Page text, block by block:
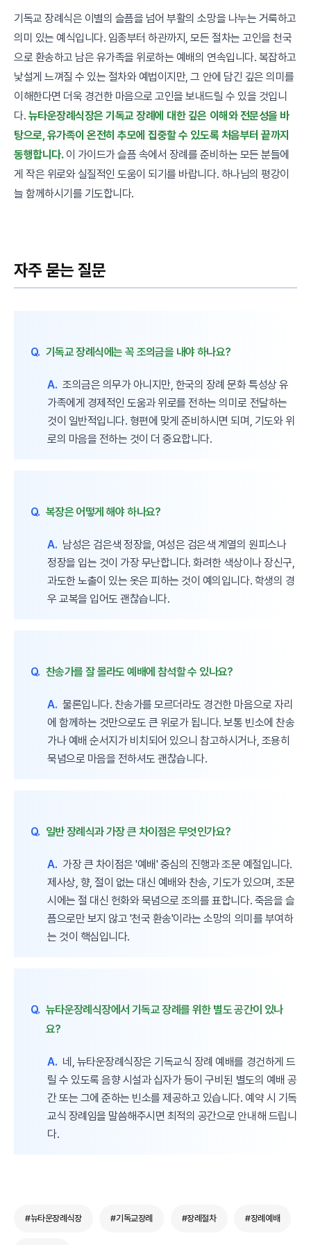
기독교 장례식은 이별의 슬픔을 넘어 부활의 소망을 나누는 거룩하고
의미 있는 예식입니다. 임종부터 하관까지, 모든 절차는 고인을 천국
으로 환송하고 남은 유가족을 위로하는 예배의 연속입니다. 복잡하고
낯설게 느껴질 수 있는 절차와 예법이지만, 그 안에 담긴 깊은 의미를
이해한다면 더욱 경건한 마음으로 고인을 보내드릴 수 있을 것입니
다. 뉴타운장례식장은 기독교 장례에 대한 깊은 이해와 전문성을 바
탕으로, 유가족이 온전히 추모에 집중할 수 있도록 처음부터 끝까지
동행합니다.이 가이드가 슬픔 속에서 장례를 준비하는 모든 분들에
게 작은 위로와 실질적인 도움이 되기를 바랍니다. 하나님의 평강이
늘 함께하시기를 기도합니다.
자주 묻는 질문
Q. 기독교 장례식에는 꼭 조의금을 내야 하나요?
A. 조의금은 의무가 아니지만, 한국의 장례 문화 특성상 유
가족에게 경제적인 도움과 위로를 전하는 의미로 전달하는
것이 일반적입니다. 형편에 맞게 준비하시면 되며, 기도와 위
로의 마음을 전하는 것이 더 중요합니다.
Q. 복장은 어떻게 해야 하나요?
A. 남성은 검은색 정장을, 여성은 검은색 계열의 원피스나
정장을 입는 것이 가장 무난합니다. 화려한 색상이나 장신구,
과도한 노출이 있는 옷은 피하는 것이 예의입니다. 학생의 경
우 교복을 입어도 괜찮습니다.
Q. 찬송가를 잘 몰라도 예배에 참석할 수 있나요?
A. 물론입니다. 찬송가를 모르더라도 경건한 마음으로 자리
에 함께하는 것만으로도 큰 위로가 됩니다. 보통 빈소에 찬송
가나 예배 순서지가 비치되어 있으니 참고하시거나, 조용히
묵념으로 마음을 전하셔도 괜찮습니다.
Q. 일반 장례식과 가장 큰 차이점은 무엇인가요?
A. 가장 큰 차이점은 '예배' 중심의 진행과 조문 예절입니다.
제사상, 향, 절이 없는 대신 예배와 찬송, 기도가 있으며, 조문
시에는 절 대신 헌화와 묵념으로 조의를 표합니다. 죽음을 슬
픔으로만 보지 않고 '천국 환송'이라는 소망의 의미를 부여하
는 것이 핵심입니다.
Q. 뉴타운장례식장에서 기독교 장례를 위한 별도 공간이 있나
요?
A. 네, 뉴타운장례식장은 기독교식 장례 예배를 경건하게 드
릴 수 있도록 음향 시설과 십자가 등이 구비된 별도의 예배 공
간 또는 그에 준하는 빈소를 제공하고 있습니다. 예약 시 기독
교식 장례임을 말씀해주시면 최적의 공간으로 안내해 드립니
다.
#뉴타운장례식장 #기독교장례 #장례절차 #장례예배